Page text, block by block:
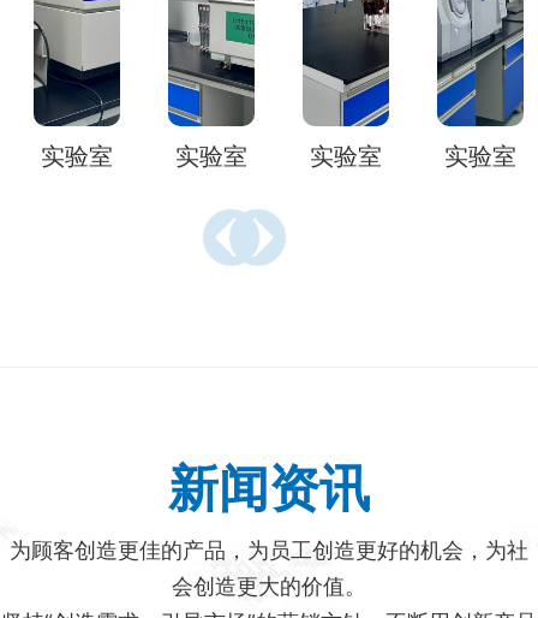
实验室 实验室 实验室 实验室
新闻资讯
为顾客创造更佳的产品，为员工创造更好的机会，为社
会创造更大的价值。